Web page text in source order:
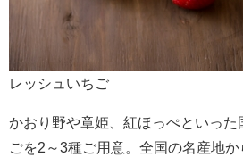
レッシュいちご
かおり野や章姫、紅ほっぺといった
ごを2～3種ご用意。全国の名産地